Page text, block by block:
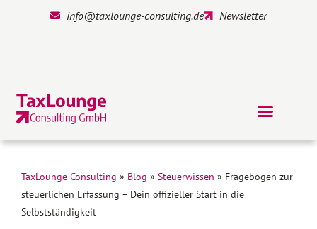
info@taxlounge-consulting.de Newsletter
TaxLounge Consulting » Blog » Steuerwissen » Fragebogen zur
steuerlichen Erfassung – Dein offizieller Start in die
Selbstständigkeit